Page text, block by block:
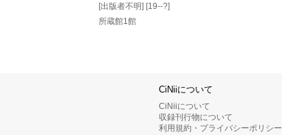
[出版者不明] [19--?]
所蔵館1館
CiNiiについて
CiNiiについて
収録刊行物について
利用規約・プライバシーポリシー